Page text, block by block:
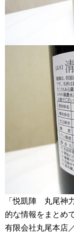
「悦凱陣 丸尾神
的な情報をまとめ
有限会社丸尾本店